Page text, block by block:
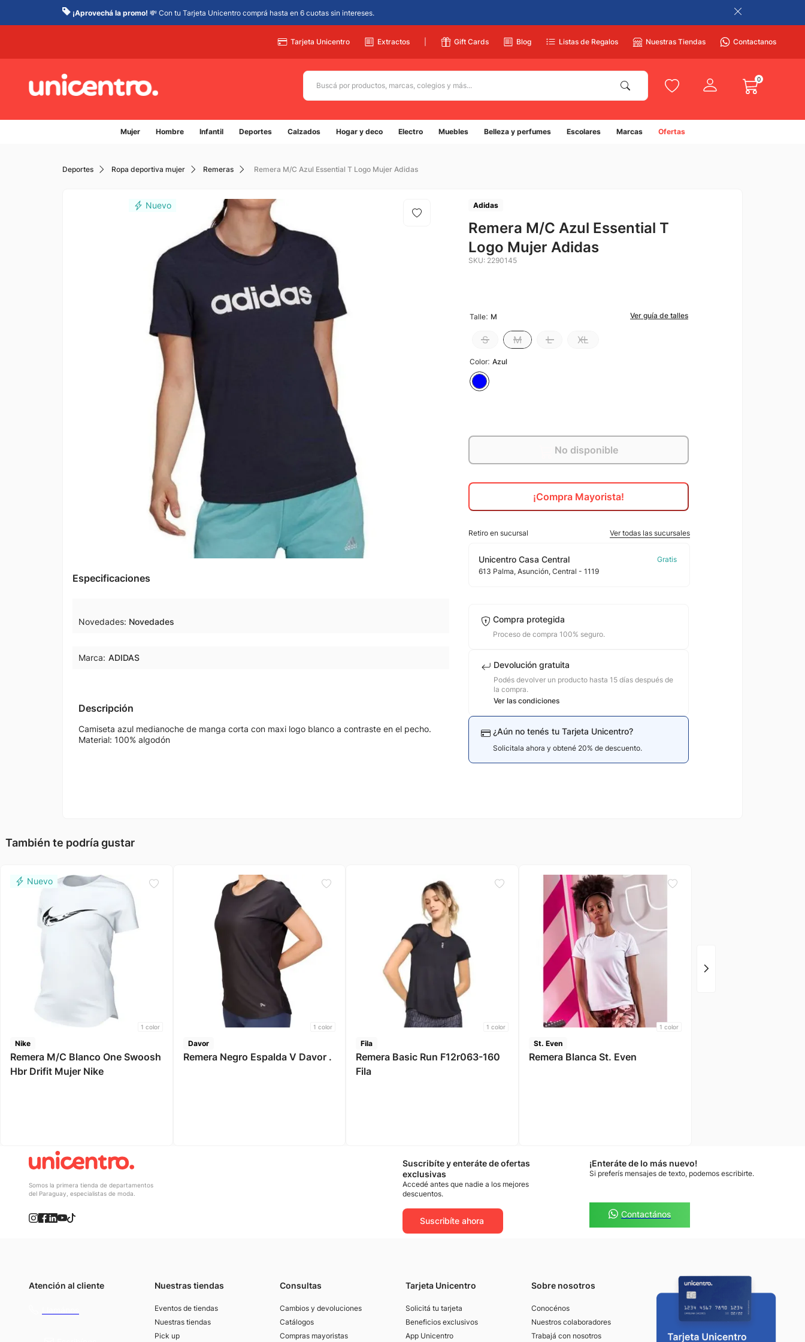
¡Aprovechá la promo! 💸 Con tu Tarjeta Unicentro comprá hasta en 6 cuotas sin intereses.
Tarjeta Unicentro Extractos Gift Cards Blog Listas de Regalos Nuestras Tiendas Contactanos
Buscá por productos, marcas, colegios y más... 0
Mujer Hombre Infantil Deportes Calzados Hogar y deco Electro Muebles Belleza y perfumes Escolares Marcas Ofertas
Deportes Ropa deportiva mujer Remeras Remera M/C Azul Essential T Logo Mujer Adidas
Especificaciones
Novedades Novedades
Marca: ADIDAS
Descripción
Camiseta azul medianoche de manga corta con maxi logo blanco a contraste en el pecho.
Material: 100% algodón
Adidas
Remera M/C Azul Essential T
Logo Mujer Adidas
SKU: 2290145
Color: Azul
Talle: M
L
M
S XL
Ver guía de talles
No disponible
¡Compra Mayorista!
Retiro en sucursal Ver todas las sucursales
Unicentro Casa Central
613 Palma, Asunción, Central - 1119
Compra protegida
Proceso de compra 100% seguro.
Devolución gratuita
Podés devolver un producto hasta 15 días después de
la compra.
Ver las condiciones
¿Aún no tenés tu Tarjeta Unicentro?
Solicitala ahora y obtené 20% de descuento.
También te podría gustar
1 color
Nike
Remera M/C Blanco One Swoosh
Hbr Drifit Mujer Nike
1 color
Davor
Remera Negro Espalda V Davor .
1 color
Fila
Remera Basic Run F12r063-160
Fila
1 color
St. Even
Remera Blanca St. Even
Somos la primera tienda de departamentos
del Paraguay, especialistas de moda.
Suscribíte y enteráte de ofertas
exclusivas
Accedé antes que nadie a los mejores
descuentos.
Suscribíte ahora
¡Enteráte de lo más nuevo!
Si preferís mensajes de texto, podemos escribirte.
Contactános
Atención al cliente
Nuestras tiendas
Eventos de tiendas
Nuestras tiendas
Pick up
Consultas
Cambios y devoluciones
Catálogos
Compras mayoristas
Tarjeta Unicentro
Solicitá tu tarjeta
Beneficios exclusivos
App Unicentro
Sobre nosotros
Conocénos
Nuestros colaboradores
Trabajá con nosotros
Términos más buscados
4.
5.